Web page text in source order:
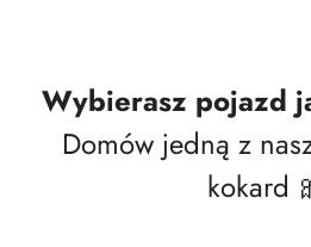
Wybierasz pojazd
Domów jedną z
kokard